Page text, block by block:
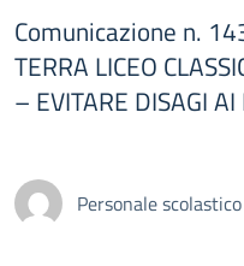
Comunicazione n.
TERRA LICEO
– EVITARE DISAGI
Personale scolastico